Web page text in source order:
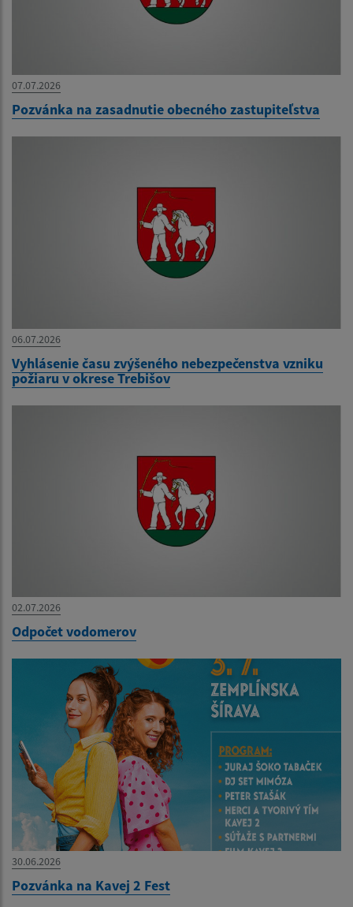
07.07.2026
Pozvánka na zasadnutie obecného zastupiteľstva
06.07.2026
Vyhlásenie času zvýšeného nebezpečenstva vzniku
požiaru v okrese Trebišov
02.07.2026
Odpočet vodomerov
30.06.2026
Pozvánka na Kavej 2 Fest